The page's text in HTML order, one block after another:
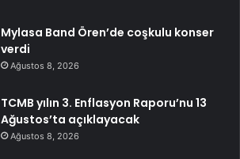
Mylasa Band Ören’de coşkulu konser
verdi
Ağustos 8, 2026
TCMB yılın 3. Enflasyon Raporu’nu 13
Ağustos’ta açıklayacak
Ağustos 8, 2026